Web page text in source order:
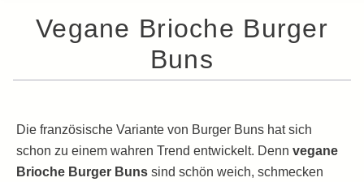
Vegane Brioche Burger
Buns
Die französische Variante von Burger Buns hat sich
schon zu einem wahren Trend entwickelt. Denn vegane
Brioche Burger Buns sind schön weich, schmecken